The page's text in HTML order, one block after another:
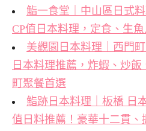
鮨一食堂｜中山區日式
CP值日本料理，定食、生
美觀園日本料理｜西門
日本料理推薦，炸蝦、炒
町聚餐首選
鮨跡日本料理｜板橋 日
值日料推薦！豪華十二貫、